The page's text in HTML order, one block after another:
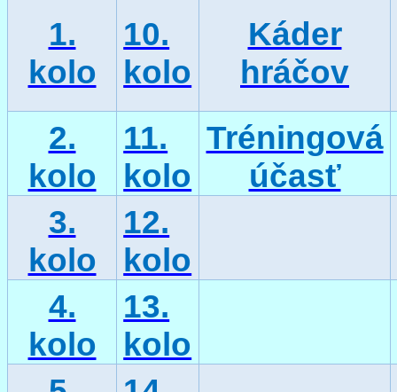
1.
kolo
10.
kolo
Káder
hráčov
2.
kolo
11.
kolo
Tréningová
účasť
3.
kolo
12.
kolo
4.
kolo
13.
kolo